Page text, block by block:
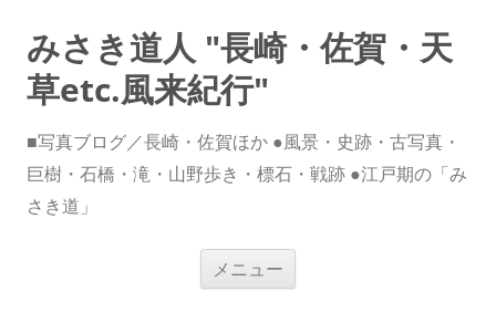
みさき道人 "長崎・佐賀・天
草etc.風来紀行"
■写真ブログ／長崎・佐賀ほか ●風景・史跡・古写真・
巨樹・石橋・滝・山野歩き・標石・戦跡 ●江戸期の「み
さき道」
メニュー